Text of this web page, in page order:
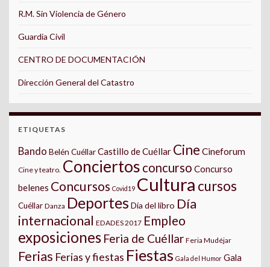
R.M. Sin Violencia de Género
Guardia Civil
CENTRO DE DOCUMENTACIÓN
Dirección General del Catastro
ETIQUETAS
Bando Belén CuéllarCastillo de Cuéllar Cine Cineforum
Cine y teatro. Conciertos concurso Concurso
belenes Concursos Covid19 Cultura cursos
Cuéllar Danza Deportes Día del libro Día
internacional EDADES 2017 Empleo
exposiciones Feria de Cuéllar Feria Mudéjar
Ferias Ferias y fiestas Fiestas Gala del Humor Gala